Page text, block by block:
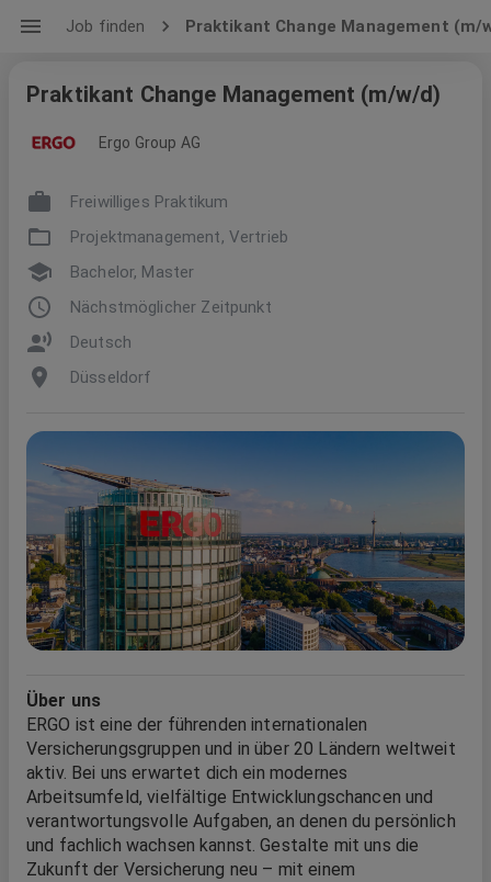
Job finden Praktikant Change Management (m/
Praktikant Change Management (m/w/d)
Ergo Group AG
Freiwilliges Praktikum
Projektmanagement, Vertrieb
Bachelor, Master
Nächstmöglicher Zeitpunkt
Deutsch
Düsseldorf
Über uns
ERGO ist eine der führenden internationalen
Versicherungsgruppen und in über 20 Ländern weltweit
aktiv. Bei uns erwartet dich ein modernes
Arbeitsumfeld, vielfältige Entwicklungschancen und
verantwortungsvolle Aufgaben, an denen du persönlich
und fachlich wachsen kannst. Gestalte mit uns die
Zukunft der Versicherung neu – mit einem